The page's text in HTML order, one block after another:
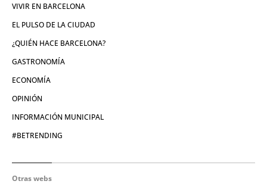
VIVIR EN BARCELONA
EL PULSO DE LA CIUDAD
¿QUIÉN HACE BARCELONA?
GASTRONOMÍA
ECONOMÍA
OPINIÓN
INFORMACIÓN MUNICIPAL
#BETRENDING
Otras webs